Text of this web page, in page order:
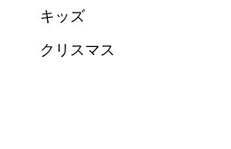
キッズ
クリスマス